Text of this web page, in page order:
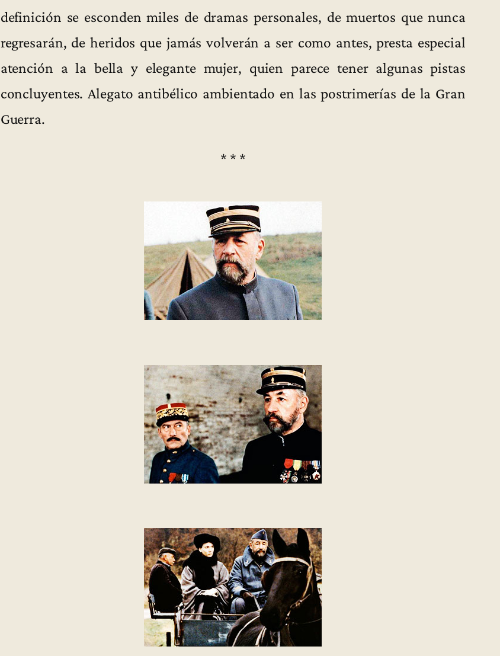
definición se esconden miles de dramas personales, de muertos que nunca
regresarán, de heridos que jamás volverán a ser como antes, presta especial
atención a la bella y elegante mujer, quien parece tener algunas pistas
concluyentes. Alegato antibélico ambientado en las postrimerías de la Gran
Guerra.
* * *